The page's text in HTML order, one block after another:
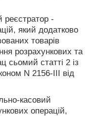
реєстратор -
який додатково
товарів
розрахункових та
сьомий статті 2 із
N 2156-III від
касовий
операцій,